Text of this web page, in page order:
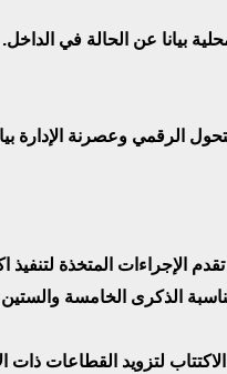
بيانا عن الحالة في الداخل.
الرقمي وعصرنة الإدارة
والستين (65) للاستقلال
لتزويد القطاعات ذات